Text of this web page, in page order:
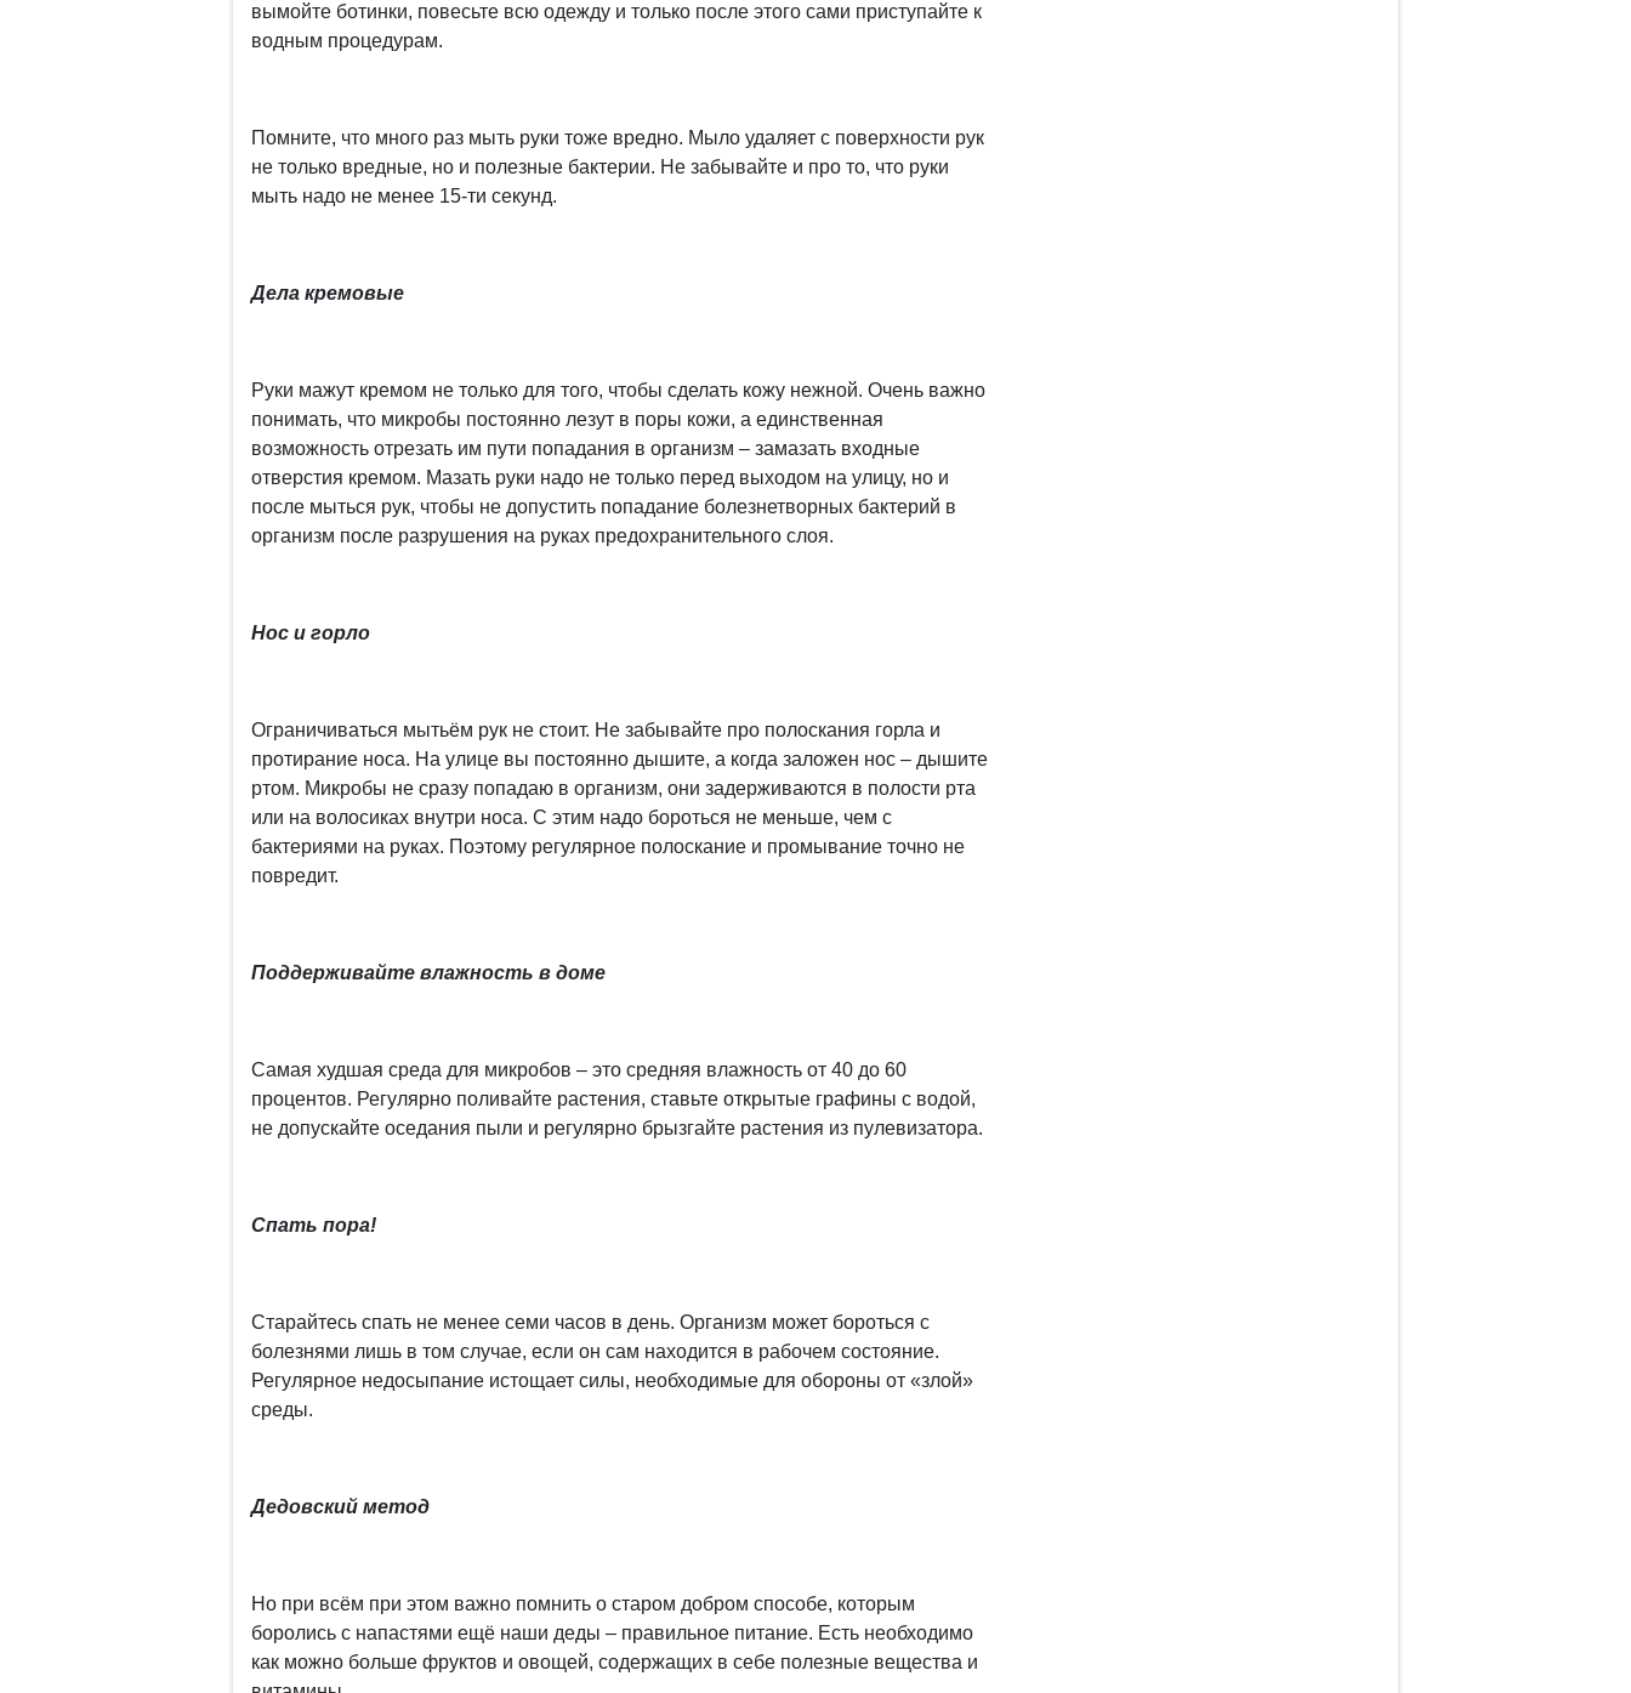
вымойте ботинки, повесьте всю одежду и только после этого сами приступайте к
водным процедурам.
Помните, что много раз мыть руки тоже вредно. Мыло удаляет с поверхности рук
не только вредные, но и полезные бактерии. Не забывайте и про то, что руки
мыть надо не менее 15-ти секунд.
Дела кремовые
Руки мажут кремом не только для того, чтобы сделать кожу нежной. Очень важно
понимать, что микробы постоянно лезут в поры кожи, а единственная
возможность отрезать им пути попадания в организм – замазать входные
отверстия кремом. Мазать руки надо не только перед выходом на улицу, но и
после мыться рук, чтобы не допустить попадание болезнетворных бактерий в
организм после разрушения на руках предохранительного слоя.
Нос и горло
Ограничиваться мытьём рук не стоит. Не забывайте про полоскания горла и
протирание носа. На улице вы постоянно дышите, а когда заложен нос – дышите
ртом. Микробы не сразу попадаю в организм, они задерживаются в полости рта
или на волосиках внутри носа. С этим надо бороться не меньше, чем с
бактериями на руках. Поэтому регулярное полоскание и промывание точно не
повредит.
Поддерживайте влажность в доме
Самая худшая среда для микробов – это средняя влажность от 40 до 60
процентов. Регулярно поливайте растения, ставьте открытые графины с водой,
не допускайте оседания пыли и регулярно брызгайте растения из пулевизатора.
Спать пора!
Старайтесь спать не менее семи часов в день. Организм может бороться с
болезнями лишь в том случае, если он сам находится в рабочем состояние.
Регулярное недосыпание истощает силы, необходимые для обороны от «злой»
среды.
Дедовский метод
Но при всём при этом важно помнить о старом добром способе, которым
боролись с напастями ещё наши деды – правильное питание. Есть необходимо
как можно больше фруктов и овощей, содержащих в себе полезные вещества и